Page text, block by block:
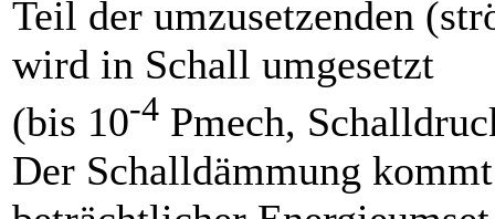
Teil der umzusetzenden
wird in Schall umgesetzt
(bis 10-4 Pmech,
Der Schalldämmung